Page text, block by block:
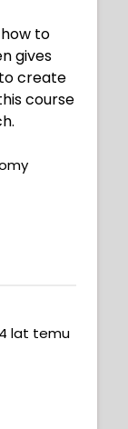
to
gives
create
course
4 lat temu